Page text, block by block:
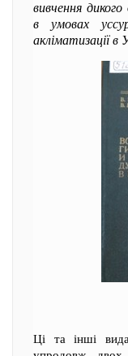
вивчення дикого
в умовах
акліматизації в
Ці та інші